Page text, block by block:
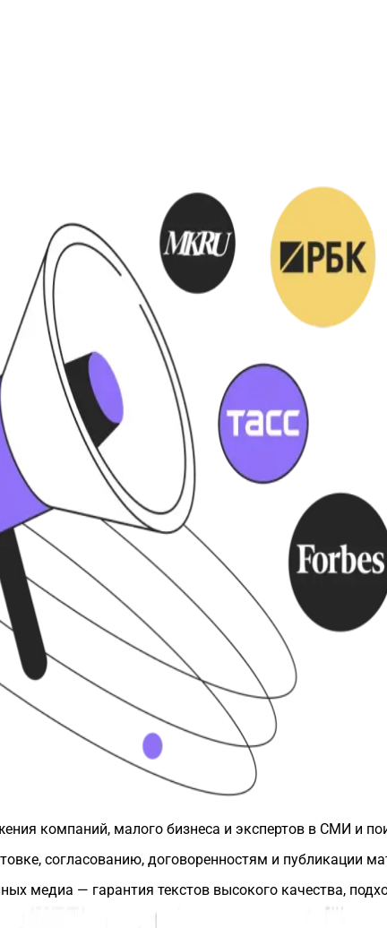
компаний, малого бизнеса и экспертов в СМИ и
согласованию, договоренностям и публикации
медиа — гарантия текстов высокого качества,